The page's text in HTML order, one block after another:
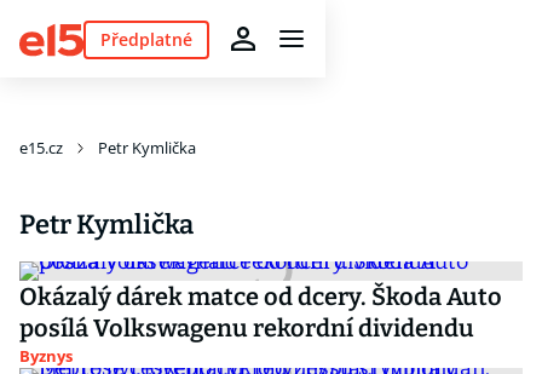
Předplatné
e15.cz Petr Kymlička
Petr Kymlička
Okázalý dárek matce od dcery. Škoda Auto
posílá Volkswagenu rekordní dividendu
Byznys